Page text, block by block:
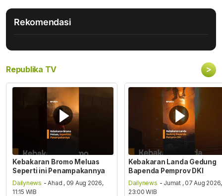
Rekomendasi
Republika TV >
Kebakaran Bromo Meluas
Seperti ini Penampakannya
Dailynews - Ahad , 09 Aug 2026,
11:15 WIB
Kebakaran Landa Gedung
Bapenda Pemprov DKI
Dailynews - Jumat , 07 Aug 2026,
23:00 WIB